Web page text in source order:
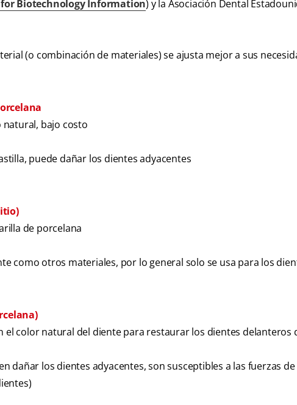
Biotechnology Information) y la Asociación Dental
(o combinación de materiales) se ajusta mejor a sus
natural, bajo costo
puede dañar los dientes adyacentes
de porcelana
como otros materiales, por lo general solo se usa para los
el color natural del diente para restaurar los dientes delanteros
dañar los dientes adyacentes, son susceptibles a las fuerzas